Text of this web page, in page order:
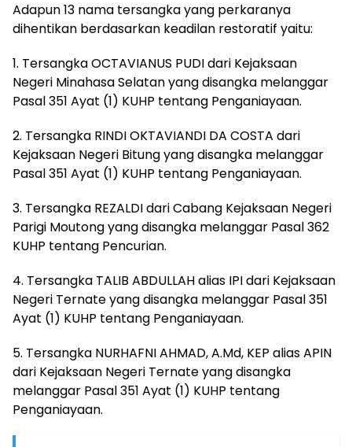
Adapun 13 nama tersangka yang perkaranya
dihentikan berdasarkan keadilan restoratif yaitu:
1. Tersangka OCTAVIANUS PUDI dari Kejaksaan
Negeri Minahasa Selatan yang disangka melanggar
Pasal 351 Ayat (1) KUHP tentang Penganiayaan.
2. Tersangka RINDI OKTAVIANDI DA COSTA dari
Kejaksaan Negeri Bitung yang disangka melanggar
Pasal 351 Ayat (1) KUHP tentang Penganiayaan.
3. Tersangka REZALDI dari Cabang Kejaksaan Negeri
Parigi Moutong yang disangka melanggar Pasal 362
KUHP tentang Pencurian.
4. Tersangka TALIB ABDULLAH alias IPI dari Kejaksaan
Negeri Ternate yang disangka melanggar Pasal 351
Ayat (1) KUHP tentang Penganiayaan.
5. Tersangka NURHAFNI AHMAD, A.Md, KEP alias APIN
dari Kejaksaan Negeri Ternate yang disangka
melanggar Pasal 351 Ayat (1) KUHP tentang
Penganiayaan.